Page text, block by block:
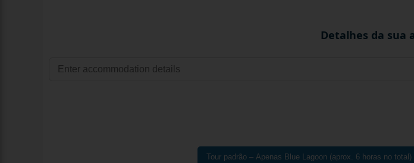
Detalhes da sua
Tour padrão – Apenas Blue Lagoon (aprox. 6 horas no total)